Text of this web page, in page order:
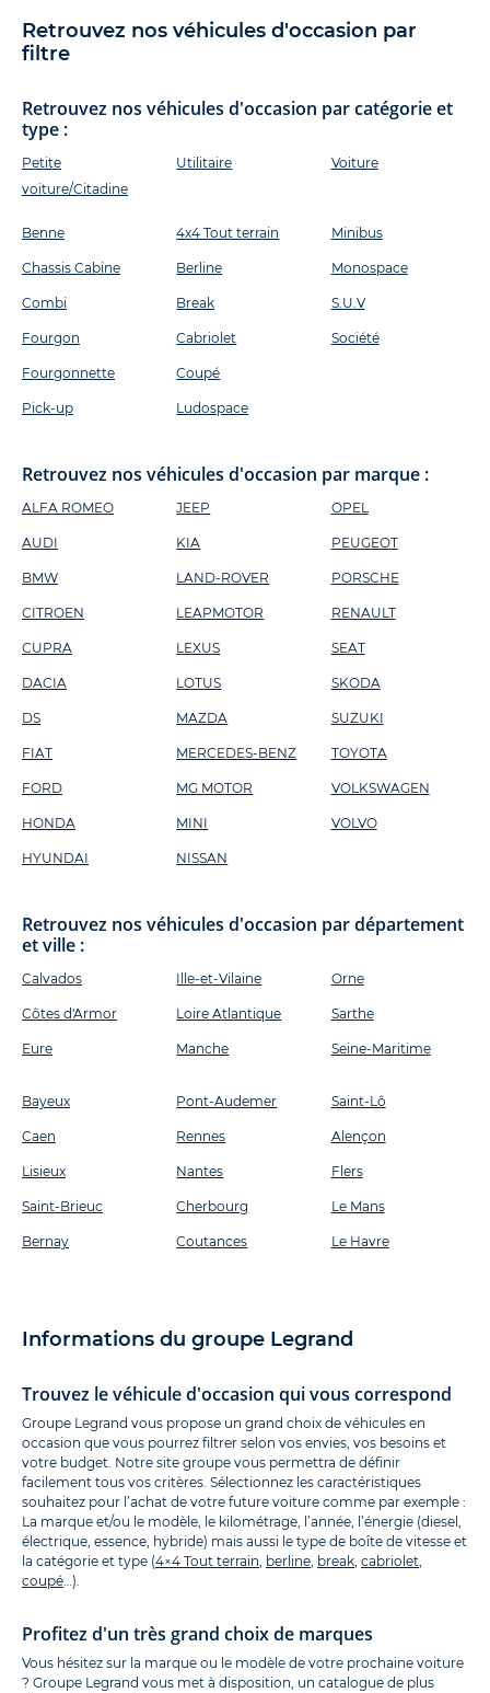
Retrouvez nos véhicules d'occasion par
filtre
Retrouvez nos véhicules d'occasion par catégorie et
type :
Petite
voiture/Citadine
Utilitaire Voiture
Benne
Chassis Cabine
Combi
Fourgon
Fourgonnette
Pick-up
4x4 Tout terrain
Berline
Break
Cabriolet
Coupé
Ludospace
Minibus
Monospace
S.U.V
Société
Retrouvez nos véhicules d'occasion par marque :
ALFA ROMEO
AUDI
BMW
CITROEN
CUPRA
DACIA
DS
FIAT
FORD
HONDA
HYUNDAI
JEEP
KIA
LAND-ROVER
LEAPMOTOR
LEXUS
LOTUS
MAZDA
MERCEDES-BENZ
MG MOTOR
MINI
NISSAN
OPEL
PEUGEOT
PORSCHE
RENAULT
SEAT
SKODA
SUZUKI
TOYOTA
VOLKSWAGEN
VOLVO
Retrouvez nos véhicules d'occasion par département
et ville :
Calvados
Côtes d'Armor
Eure
Ille-et-Vilaine
Loire Atlantique
Manche
Orne
Sarthe
Seine-Maritime
Bayeux
Caen
Lisieux
Saint-Brieuc
Bernay
Pont-Audemer
Rennes
Nantes
Cherbourg
Coutances
Saint-Lô
Alençon
Flers
Le Mans
Le Havre
Informations du groupe Legrand
Trouvez le véhicule d'occasion qui vous correspond
Groupe Legrand vous propose un grand choix de véhicules en
occasion que vous pourrez filtrer selon vos envies, vos besoins et
votre budget. Notre site groupe vous permettra de définir
facilement tous vos critères. Sélectionnez les caractéristiques
souhaitez pour l’achat de votre future voiture comme par exemple :
La marque et/ou le modèle, le kilométrage, l’année, l’énergie (diesel,
électrique, essence, hybride) mais aussi le type de boîte de vitesse et
la catégorie et type (4×4 Tout terrain, berline, break, cabriolet,
coupé…).
Profitez d'un très grand choix de marques
Vous hésitez sur la marque ou le modèle de votre prochaine voiture
? Groupe Legrand vous met à disposition, un catalogue de plus